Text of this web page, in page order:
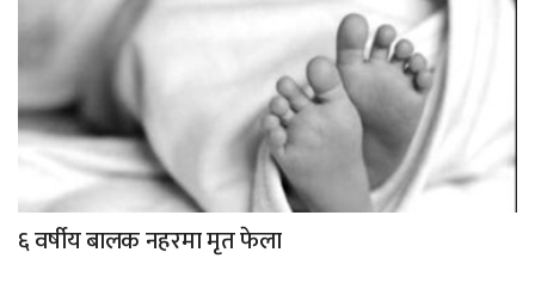
६ वर्षीय बालक नहरमा मृत फेला